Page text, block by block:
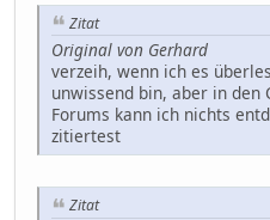
Zitat
Original von Gerhard
verzeih, wenn ich es
unwissend bin, aber in den
Forums kann ich nichts
zitiertest
Zitat